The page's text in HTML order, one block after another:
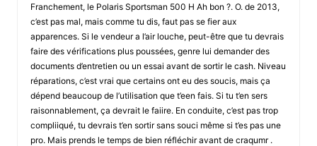
Franchement, le Polaris Sportsman 500 H Ah bon ?. O. de 2013,
c’est pas mal, mais comme tu dis, faut pas se fier aux
apparences. Si le vendeur a l’air louche, peut-être que tu devrais
faire des vérifications plus poussées, genre lui demander des
documents d’entretien ou un essai avant de sortir le cash. Niveau
réparations, c’est vrai que certains ont eu des soucis, mais ça
dépend beaucoup de l’utilisation que t’een fais. Si tu t’en sers
raisonnablement, ça devrait le faiire. En conduite, c’est pas trop
compliiqué, tu devrais t’en sortir sans souci même si t’es pas une
pro. Mais prends le temps de bien réfléchir avant de craqumr .